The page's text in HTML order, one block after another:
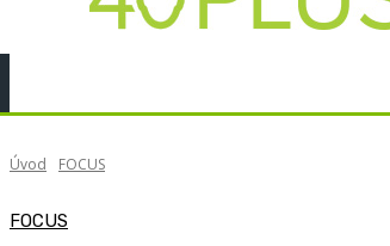
Úvod FOCUS
FOCUS